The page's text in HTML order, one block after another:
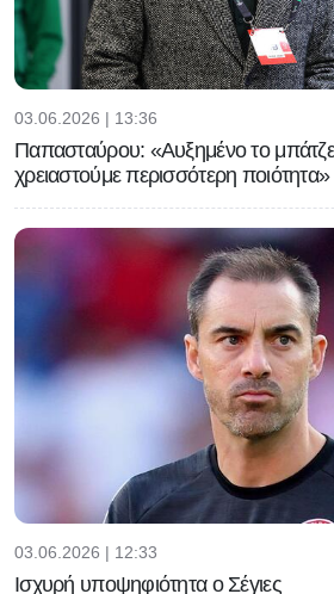
03.06.2026 | 13:36
Παπασταύρου: «Αυξημένο το
χρειαστούμε περισσότερη ποιότητα»
03.06.2026 | 12:33
Ισχυρή υποψηφιότητα ο Σέγιες